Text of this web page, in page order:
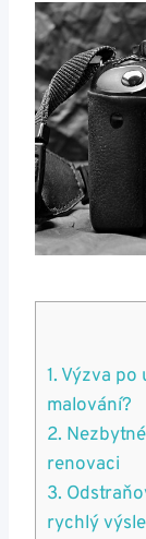
1. Výzva
malování?
2.
renovaci
3.
rychlý